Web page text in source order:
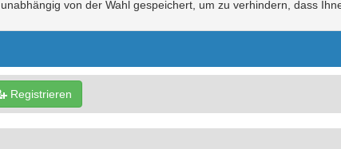
von der Wahl gespeichert, um zu verhindern, dass
Registrieren